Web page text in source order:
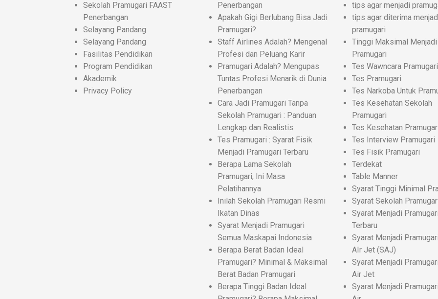
Sekolah Pramugari FAAST
Penerbangan
Selayang Pandang
Selayang Pandang
Fasilitas Pendidikan
Program Pendidikan
Akademik
Privacy Policy
Penerbangan
Apakah Gigi Berlubang Bisa Jadi
Pramugari?
Staff Airlines Adalah? Mengenal
Profesi dan Peluang Karir
Pramugari Adalah? Mengupas
Tuntas Profesi Menarik di Dunia
Penerbangan
Cara Jadi Pramugari Tanpa
Sekolah Pramugari : Panduan
Lengkap dan Realistis
Tes Pramugari : Syarat Fisik
Menjadi Pramugari Terbaru
Berapa Lama Sekolah
Pramugari, Ini Masa
Pelatihannya
Inilah Sekolah Pramugari Resmi
Ikatan Dinas
Syarat Menjadi Pramugari
Semua Maskapai Indonesia
Berapa Berat Badan Ideal
Pramugari? Minimal & Maksimal
Berat Badan Pramugari
Berapa Tinggi Badan Ideal
tips agar menjadi
tips agar diterima
pramugari
Tinggi Maksimal Menjadi
Pramugari
Tes Wawncara Pramugari
Tes Pramugari
Tes Narkoba Untuk
Tes Kesehatan Sekolah
Pramugari
Tes Kesehatan
Tes Interview Pramugari
Tes Fisik Pramugari
Terdekat
Table Manner
Syarat Tinggi Minimal
Syarat Sekolah
Syarat Menjadi Pramugari
Terbaru
Syarat Menjadi
AIr Jet (SAJ)
Syarat Menjadi
Air Jet
Syarat Menjadi